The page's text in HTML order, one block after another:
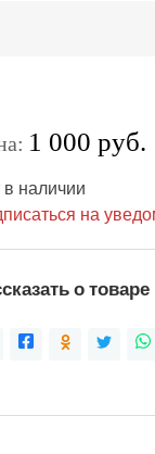
1 000 руб.
в наличии
на
о товаре